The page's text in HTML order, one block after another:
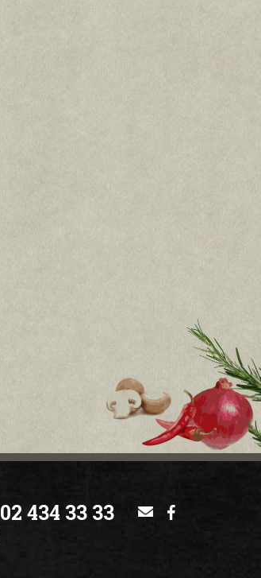
02 434 33 33